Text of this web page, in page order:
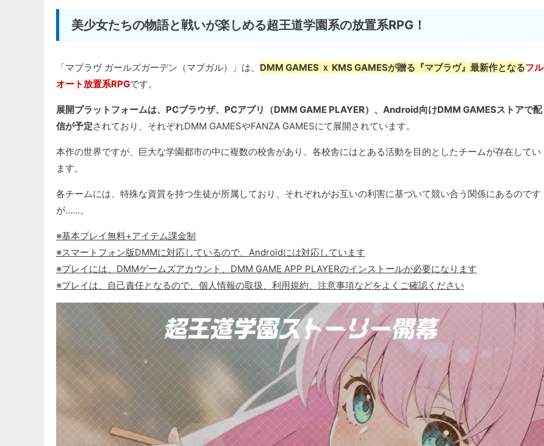
美少女たちの物語と戦いが楽しめる超王道学園系の放置系RPG！
「マブラヴ ガールズガーデン（マブガル）」は、 DMM GAMES ｘ KMS GAMESが贈る『マブラヴ』最新作となるフル
オート放置系RPGです。
展開プラットフォームは、PCブラウザ、PCアプリ（DMM GAME PLAYER）、Android向けDMM GAMESストアで配
信が予定されており、それぞれDMM GAMESやFANZA GAMESにて展開されています。
本作の世界ですが、巨大な学園都市の中に複数の校舎があり、各校舎にはとある活動を目的としたチームが存在してい
ます。
各チームには、特殊な資質を持つ生徒が所属しており、それぞれがお互いの利害に基づいて競い合う関係にあるのです
が……。
※基本プレイ無料+アイテム課金制
※スマートフォン版DMMに対応しているので、Androidには対応しています
※プレイには、DMMゲームズアカウント、DMM GAME APP PLAYERのインストールが必要になります
※プレイは、自己責任となるので、個人情報の取扱、利用規約、注意事項などをよくご確認ください